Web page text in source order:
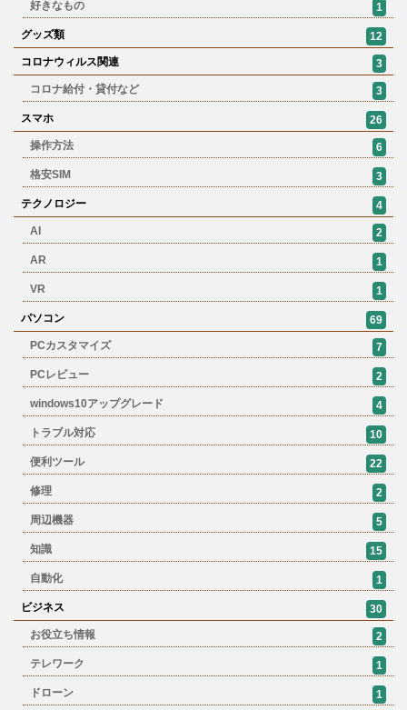
好きなもの 1
グッズ類
12
コロナウィルス関連
3
コロナ給付・貸付など
3
スマホ
26
操作方法
6
格安SIM 3
テクノロジー
4
AI
2
AR 1
VR 1
パソコン
69
PCカスタマイズ
7
PCレビュー 2
windows10アップグレード 4
トラブル対応 10
便利ツール 22
修理 2
周辺機器 5
知識 15
自動化 1
ビジネス
30
お役立ち情報
2
テレワーク 1
ドローン 1